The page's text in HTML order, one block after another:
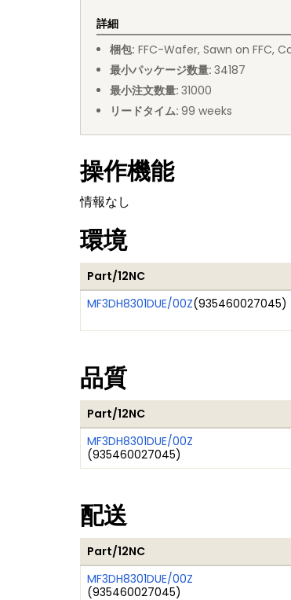
詳細
梱包: FFC-Wafer, Sawn on FFC,
最小パッケージ数量: 34187
最小注文数量: 31000
リードタイム: 99 weeks
操作機能
情報なし
環境
Part/12NC
MF3DH8301DUE/00Z(935460027045)
品質
Part/12NC
MF3DH8301DUE/00Z
(935460027045)
配送
Part/12NC
MF3DH8301DUE/00Z
(935460027045)